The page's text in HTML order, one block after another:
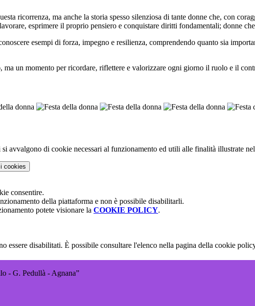
ricorrenza, ma anche la storia spesso silenziosa di tante donne che, con
esprimere il proprio pensiero e conquistare diritti fondamentali; donne
esempi di forza, impegno e resilienza, comprendendo quanto sia
ma un momento per ricordare, riflettere e valorizzare ogni giorno il ruolo e il
avvalgono di cookie necessari al funzionamento ed utili alle finalità illustrate
i cookies
consentire.
della piattaforma e non è possibile disabilitarli.
potete visionare la COOKIE POLICY.
essere disabilitati. È possibile consultare l'elenco nella pagina della cookie
- G. Pedullà - Agnana”